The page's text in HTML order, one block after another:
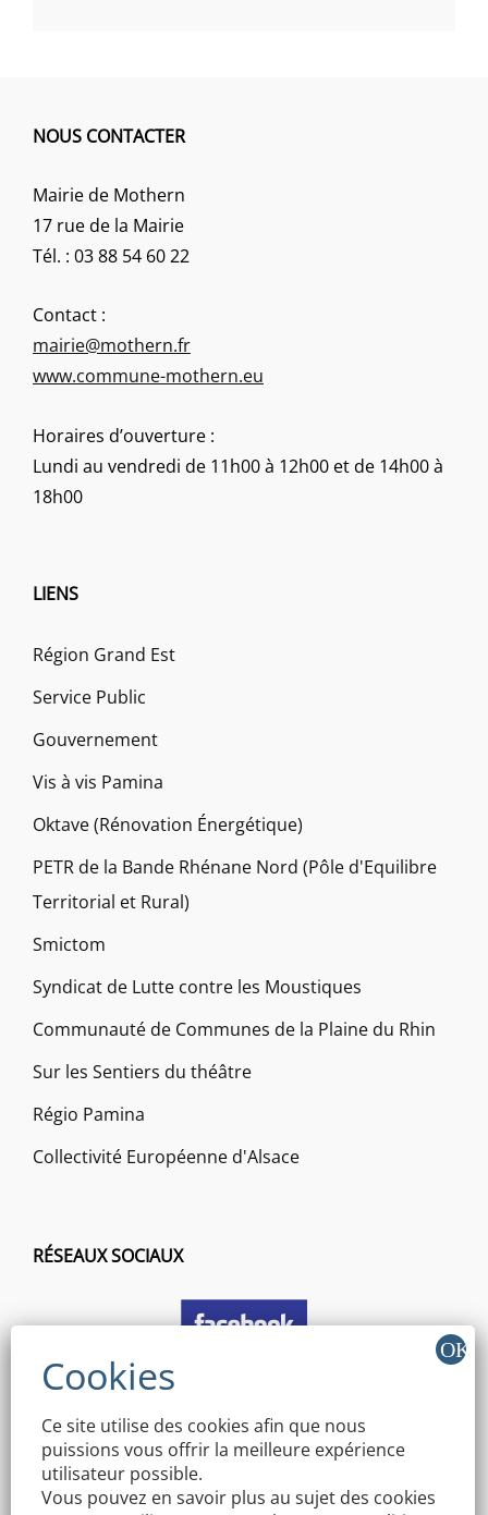
NOUS CONTACTER
Mairie de Mothern
17 rue de la Mairie
Tél. : 03 88 54 60 22
Contact :
mairie@mothern.fr
www.commune-mothern.eu
Horaires d’ouverture :
Lundi au vendredi de 11h00 à 12h00 et de 14h00 à
18h00
LIENS
Région Grand Est
Service Public
Gouvernement
Vis à vis Pamina
Oktave (Rénovation Énergétique)
PETR de la Bande Rhénane Nord (Pôle d'Equilibre
Territorial et Rural)
Smictom
Syndicat de Lutte contre les Moustiques
Communauté de Communes de la Plaine du Rhin
Sur les Sentiers du théâtre
Régio Pamina
Collectivité Européenne d'Alsace
RÉSEAUX SOCIAUX
Ce site utilise des cookies afin que nous
puissions vous offrir la meilleure expérience
utilisateur possible.
Vous pouvez en savoir plus au sujet des cookies